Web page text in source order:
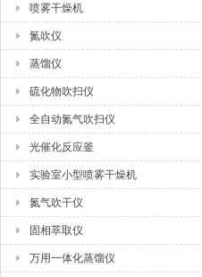
喷雾干燥机
氮吹仪
蒸馏仪
硫化物吹扫仪
全自动氮气吹扫仪
光催化反应釜
实验室小型喷雾干燥机
氮气吹干仪
固相萃取仪
万用一体化蒸馏仪